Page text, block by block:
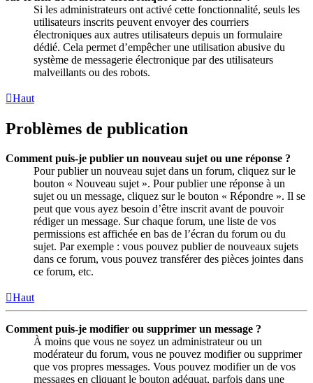
Si les administrateurs ont activé cette fonctionnalité, seuls les
utilisateurs inscrits peuvent envoyer des courriers
électroniques aux autres utilisateurs depuis un formulaire
dédié. Cela permet d’empêcher une utilisation abusive du
système de messagerie électronique par des utilisateurs
malveillants ou des robots.
Haut
Problèmes de publication
Comment puis-je publier un nouveau sujet ou une réponse ?
Pour publier un nouveau sujet dans un forum, cliquez sur le
bouton « Nouveau sujet ». Pour publier une réponse à un
sujet ou un message, cliquez sur le bouton « Répondre ». Il se
peut que vous ayez besoin d’être inscrit avant de pouvoir
rédiger un message. Sur chaque forum, une liste de vos
permissions est affichée en bas de l’écran du forum ou du
sujet. Par exemple : vous pouvez publier de nouveaux sujets
dans ce forum, vous pouvez transférer des pièces jointes dans
ce forum, etc.
Haut
Comment puis-je modifier ou supprimer un message ?
À moins que vous ne soyez un administrateur ou un
modérateur du forum, vous ne pouvez modifier ou supprimer
que vos propres messages. Vous pouvez modifier un de vos
messages en cliquant le bouton adéquat, parfois dans une